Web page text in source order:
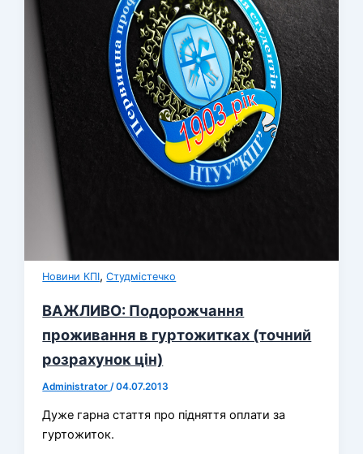
Новини КПІ,Студмістечко
ВАЖЛИВО: Подорожчання
проживання в гуртожитках (точний
розрахунок цін)
Administrator/04.07.2013
Дуже гарна стаття про підняття оплати за
гуртожиток.